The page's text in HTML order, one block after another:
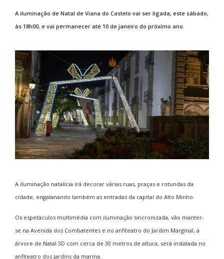
A iluminação de Natal de Viana do Castelo vai ser ligada, este sábado,
às 18h00, e vai permanecer até 10 de janeiro do próximo ano.
A iluminação natalícia irá decorar várias ruas, praças e rotundas da
cidade, engalanando também as entradas da capital do Alto Minho.
Os espetáculos multimédia com iluminação sincronizada, vão manter-
se na Avenida dos Combatentes e no anfiteatro do Jardim Marginal, a
árvore de Natal 3D com cerca de 30 metros de altura, será instalada no
anfiteatro dos jardins da marina.